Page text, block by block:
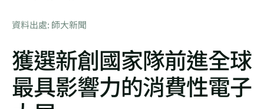
資料出處: 師大新聞
獲選新創國家隊前進全球
最具影響力的消費性電子